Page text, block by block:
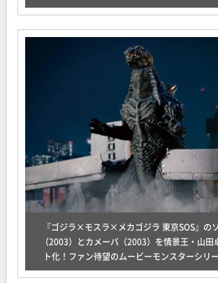
『ゴジラ×モスラ×メカゴジラ 東京SOS』の
（2003）とカメーバ（2003）を情景王・山田
ト化！ファン待望のムービーモンスターシリ